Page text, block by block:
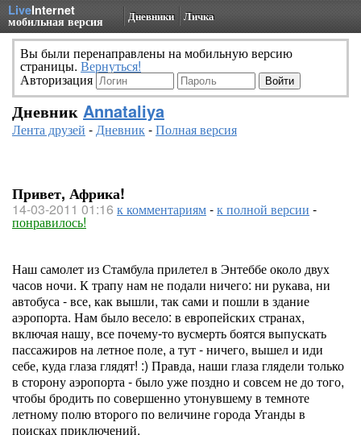
LiveInternet
мобильная версия Дневники Личка
Вы были перенаправлены на мобильную версию
страницы. Вернуться!
Авторизация
Дневник Annataliya
Лента друзей -Дневник-Полная версия
Привет, Африка!
14-03-2011 01:16 к комментариям-к полной версии -
понравилось!
Наш самолет из Стамбула прилетел в Энтеббе около двух
часов ночи. К трапу нам не подали ничего: ни рукава, ни
автобуса - все, как вышли, так сами и пошли в здание
аэропорта. Нам было весело: в европейских странах,
включая нашу, все почему-то вусмерть боятся выпускать
пассажиров на летное поле, а тут - ничего, вышел и иди
себе, куда глаза глядят! :) Правда, наши глаза глядели только
в сторону аэропорта - было уже поздно и совсем не до того,
чтобы бродить по совершенно утонувшему в темноте
летному полю второго по величине города Уганды в
поисках приключений.